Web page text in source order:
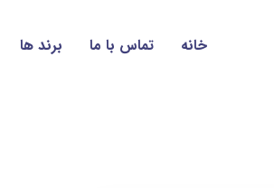
خانه تماس با ما برند ها